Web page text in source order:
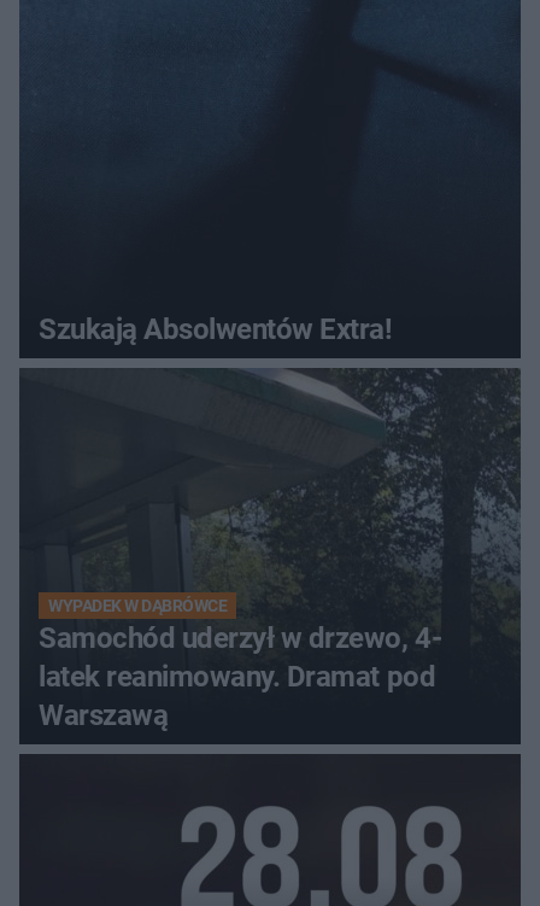
Szukają Absolwentów Extra!
WYPADEK W DĄBRÓWCE
Samochód uderzył w drzewo, 4-
latek reanimowany. Dramat pod
Warszawą